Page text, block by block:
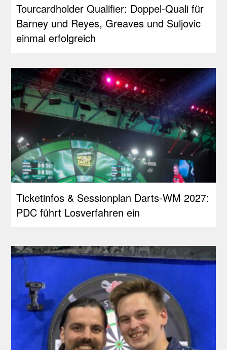
Tourcardholder Qualifier: Doppel-Quali für
Barney und Reyes, Greaves und Suljovic
einmal erfolgreich
Ticketinfos & Sessionplan Darts-WM 2027:
PDC führt Losverfahren ein